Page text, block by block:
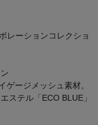
レーションコレクショ
ゲージメッシュ素材。
ステル「ECO BLUE」